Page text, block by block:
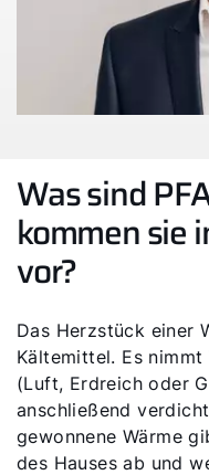
Was sind
kommen sie
vor?
Das Herzstück einer
Kältemittel. Es
(Luft, Erdreich oder
anschließend
gewonnene Wärme
des Hauses ab und